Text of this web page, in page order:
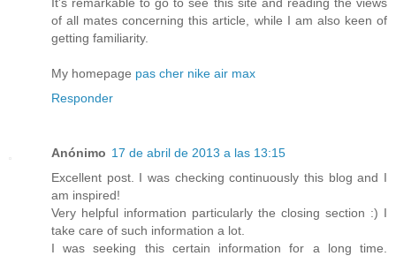
of all mates concerning this article, while I am also keen of
getting familiarity.
My homepage pas cher nike air max
Responder
Anónimo 17 de abril de 2013 a las 13:15
Excellent post. I was checking continuously this blog and I
am inspired!
Very helpful information particularly the closing section :) I
take care of such information a lot.
I was seeking this certain information for a long time.